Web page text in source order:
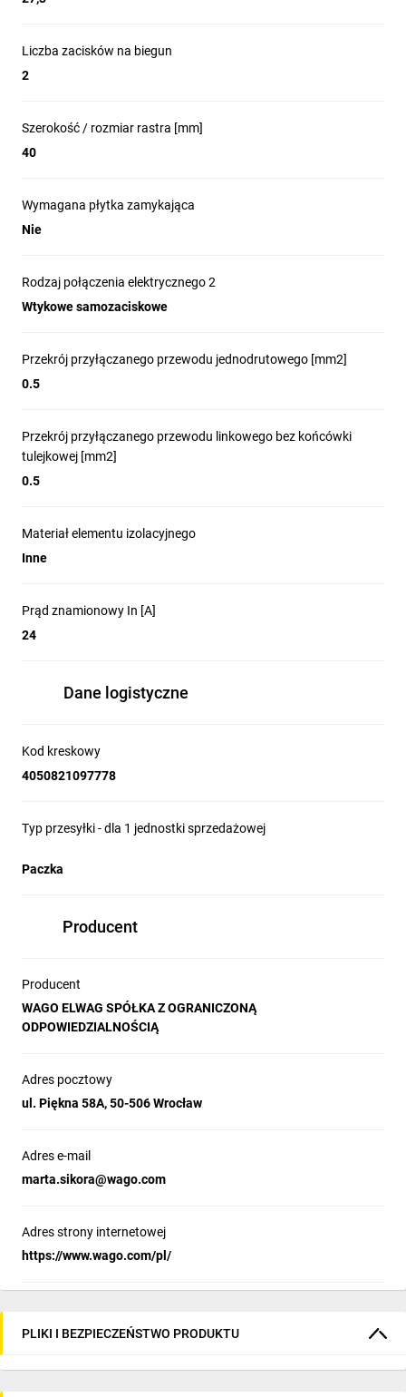
Liczba zacisków na biegun
2
Szerokość / rozmiar rastra [mm]
40
Wymagana płytka zamykająca
Nie
Rodzaj połączenia elektrycznego 2
Wtykowe samozaciskowe
Przekrój przyłączanego przewodu jednodrutowego [mm2]
0.5
Przekrój przyłączanego przewodu linkowego bez końcówki
tulejkowej [mm2]
0.5
Materiał elementu izolacyjnego
Inne
Prąd znamionowy In [A]
24
Dane logistyczne
Kod kreskowy
4050821097778
Typ przesyłki - dla 1 jednostki sprzedażowej
Paczka
Producent
Producent
WAGO ELWAG SPÓŁKA Z OGRANICZONĄ
ODPOWIEDZIALNOŚCIĄ
Adres pocztowy
ul. Piękna 58A, 50-506 Wrocław
Adres e-mail
marta.sikora@wago.com
Adres strony internetowej
https://www.wago.com/pl/
PLIKI I BEZPIECZEŃSTWO PRODUKTU